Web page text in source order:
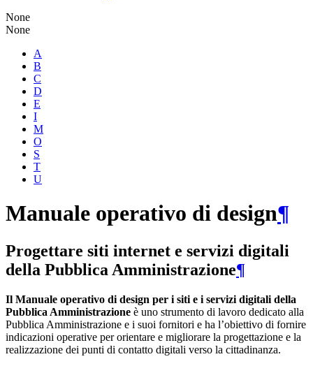
None
None
A
B
C
D
E
I
M
O
S
T
U
Manuale operativo di design¶
Progettare siti internet e servizi digitali
della Pubblica Amministrazione¶
Il Manuale operativo di design per i siti e i servizi digitali della
Pubblica Amministrazione è uno strumento di lavoro dedicato alla
Pubblica Amministrazione e i suoi fornitori e ha l’obiettivo di fornire
indicazioni operative per orientare e migliorare la progettazione e la
realizzazione dei punti di contatto digitali verso la cittadinanza.